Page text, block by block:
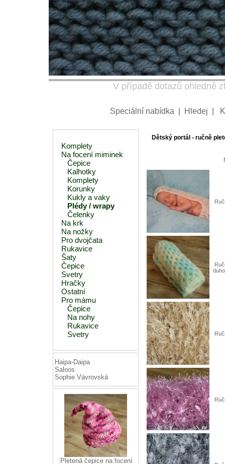
V případě dotazů ohledně
Speciální nabídka Hledej
Komplety
Na focení miminek
Čepice
Kalhotky
Komplety
Korunky
Kukly a vaky
Plédy / wrapy
Čelenky
Na krk
Na nožky
Pro dvojčata
Rukavice
Šaty
Čepice
Svetry
Hračky
Ostatní
Pro mámu
Čepice
Na nohy
Rukavice
Svetry
Haipa-Daipa
Saloos
Sophie Vávrovská
:Pletená čepice na focení
Dětský portál - ručně